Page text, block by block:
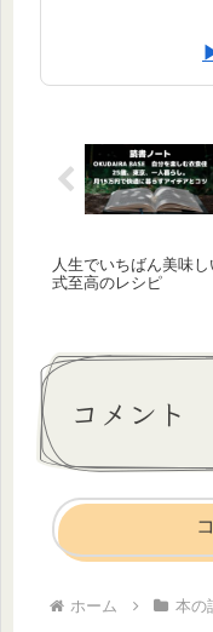
人生でいちばん美味
式至高のレシピ
コメント
ホーム 本の